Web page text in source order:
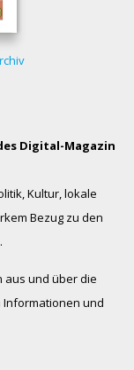
Digital-Magazin
Kultur, lokale
Bezug zu den
aus und über die
Informationen und